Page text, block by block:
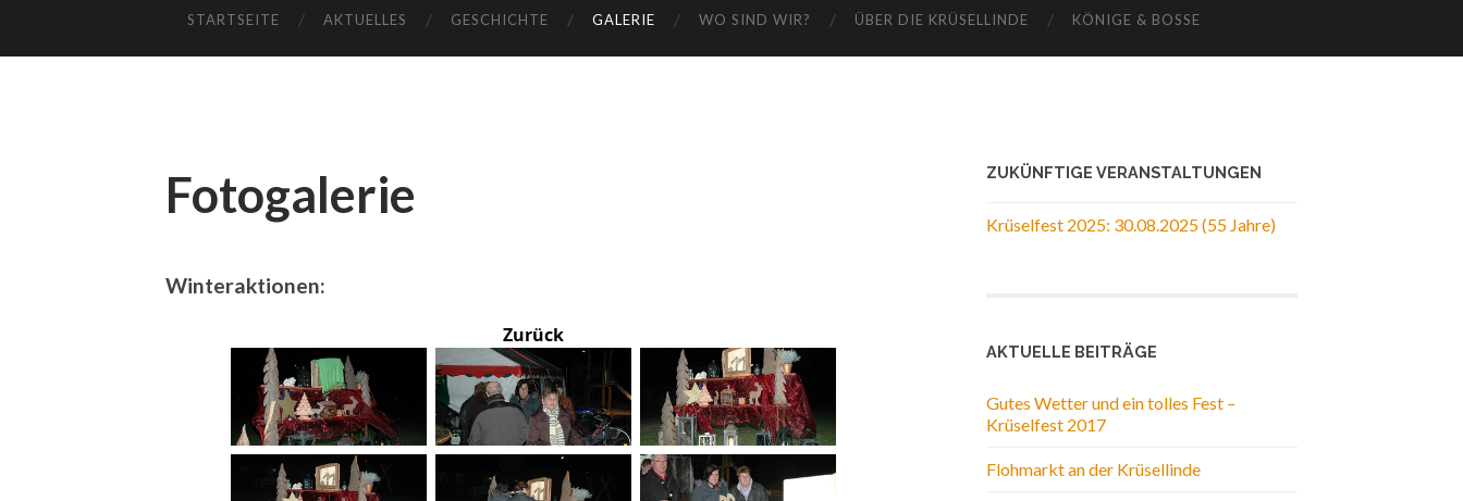
STARTSEITE AKTUELLES GESCHICHTE GALERIE WO SIND WIR? ÜBER DIE KRÜSELLINDE KÖNIGE & BOSSE
Fotogalerie
Winteraktionen:
Zurück
ZUKÜNFTIGE VERANSTALTUNGEN
Krüselfest 2025: 30.08.2025 (55 Jahre)
AKTUELLE BEITRÄGE
Gutes Wetter und ein tolles Fest –
Krüselfest 2017
Flohmarkt an der Krüsellinde